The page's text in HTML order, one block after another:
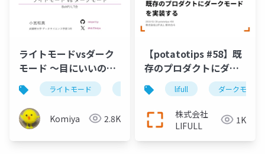
ライトモードvsダーク
モード ～目にいいのは
どっち？～ライトモード ダークモード 外観モード
Komiya 2.8K
【potatotips #58】既
存のプロダクトにダー
クモードを実装する
lifull ダークモード
株式会社
LIFULL
1K